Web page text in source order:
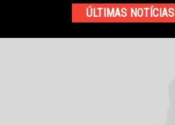
o
ÚLTIMAS NOTÍCIAS
Municipal de Habitação